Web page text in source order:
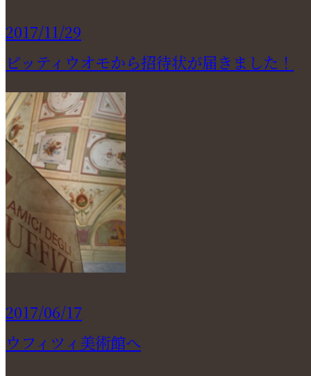
2017/11/29
ピッティウオモから招待状が届きました！
2017/06/17
ウフィツィ美術館へ